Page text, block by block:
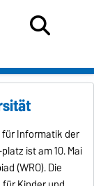
für Informatik der
ist am 10. Mai
(WRO). Die